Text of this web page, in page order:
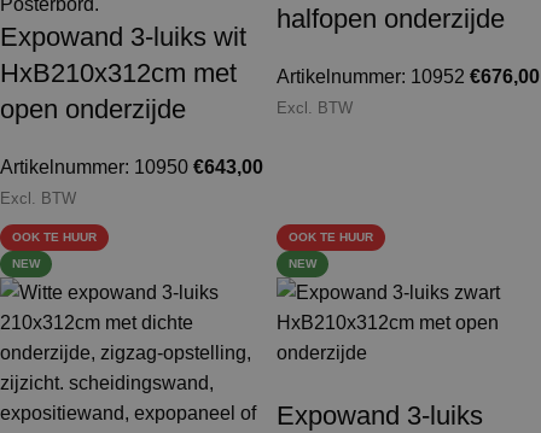
Expowand 3-luiks wit
HxB210x312cm met
open onderzijde
Artikelnummer: 10950 €643,00
Excl. BTW
halfopen onderzijde
Artikelnummer: 10952 €676,00
Excl. BTW
OOK TE HUUR
NEW
OOK TE HUUR
NEW
Expowand 3-luiks